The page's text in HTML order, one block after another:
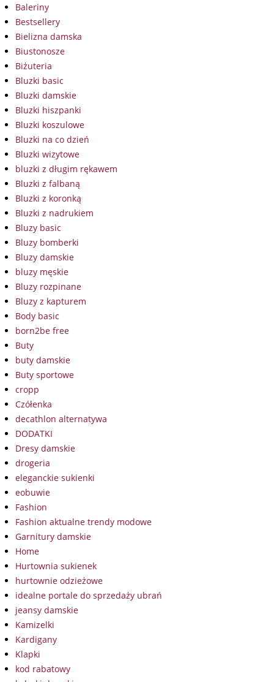
Baleriny
Bestsellery
Bielizna damska
Biustonosze
Biżuteria
Bluzki basic
Bluzki damskie
Bluzki hiszpanki
Bluzki koszulowe
Bluzki na co dzień
Bluzki wizytowe
bluzki z długim rękawem
Bluzki z falbaną
Bluzki z koronką
Bluzki z nadrukiem
Bluzy basic
Bluzy bomberki
Bluzy damskie
bluzy męskie
Bluzy rozpinane
Bluzy z kapturem
Body basic
born2be free
Buty
buty damskie
Buty sportowe
cropp
Czółenka
decathlon alternatywa
DODATKI
Dresy damskie
drogeria
eleganckie sukienki
eobuwie
Fashion
Fashion aktualne trendy modowe
Garnitury damskie
Home
Hurtownia sukienek
hurtownie odzieżowe
idealne portale do sprzedaży ubrań
jeansy damskie
Kamizelki
Kardigany
Klapki
kod rabatowy